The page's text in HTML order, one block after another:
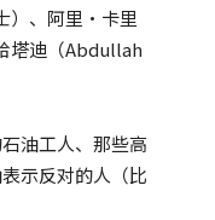
）、阿里·卡里
塔迪（Abdullah
油工人、那些高
示反对的人（比